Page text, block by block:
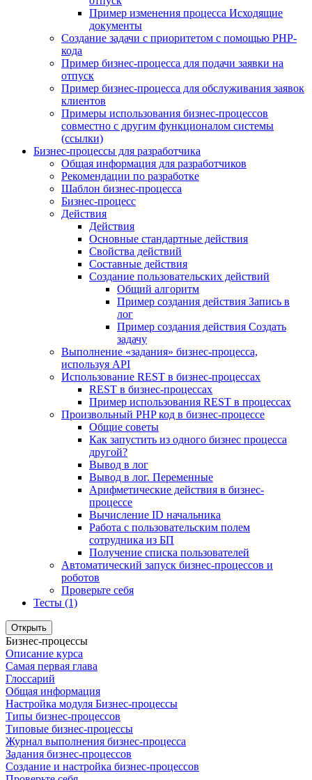
Пример изменения процесса Исходящие
документы
Создание задачи с приоритетом с помощью PHP-
кода
Пример бизнес-процесса для подачи заявки на
отпуск
Пример бизнес-процесса для обслуживания заявок
клиентов
Примеры использования бизнес-процессов
совместно с другим функционалом системы
(ссылки)
Бизнес-процессы для разработчика
Общая информация для разработчиков
Рекомендации по разработке
Шаблон бизнес-процесса
Бизнес-процесс
Действия
Действия
Основные стандартные действия
Свойства действий
Составные действия
Создание пользовательских действий
Общий алгоритм
Пример создания действия Запись в
лог
Пример создания действия Создать
задачу
Выполнение «задания» бизнес-процесса,
используя API
Использование REST в бизнес-процессах
REST в бизнес-процессах
Пример использования REST в процессах
Произвольный PHP код в бизнес-процессе
Общие советы
Как запустить из одного бизнес процесса
другой?
Вывод в лог
Вывод в лог. Переменные
Арифметические действия в бизнес-
процессе
Вычисление ID начальника
Работа с пользовательским полем
сотрудника из БП
Получение списка пользователей
Автоматический запуск бизнес-процессов и
роботов
Проверьте себя
Тесты (1)
Открыть
Бизнес-процессы
Описание курса
Самая первая глава
Глоссарий
Общая информация
Настройка модуля Бизнес-процессы
Типы бизнес-процессов
Типовые бизнес-процессы
Журнал выполнения бизнес-процесса
Задания бизнес-процессов
Создание и настройка бизнес-процессов